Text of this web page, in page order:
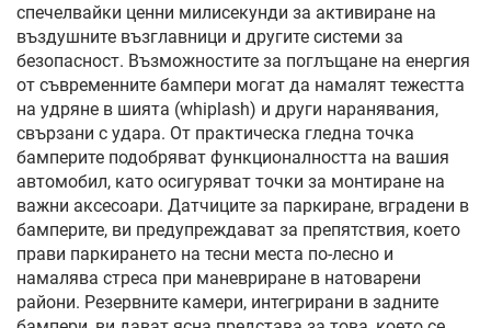
спечелвайки ценни милисекунди за активиране на
въздушните възглавници и другите системи за
безопасност. Възможностите за поглъщане на енергия
от съвременните бампери могат да намалят тежестта
на удряне в шията (whiplash) и други наранявания,
свързани с удара. От практическа гледна точка
бамперите подобряват функционалността на вашия
автомобил, като осигуряват точки за монтиране на
важни аксесоари. Датчиците за паркиране, вградени в
бамперите, ви предупреждават за препятствия, което
прави паркирането на тесни места по-лесно и
намалява стреса при маневриране в натоварени
райони. Резервните камери, интегрирани в задните